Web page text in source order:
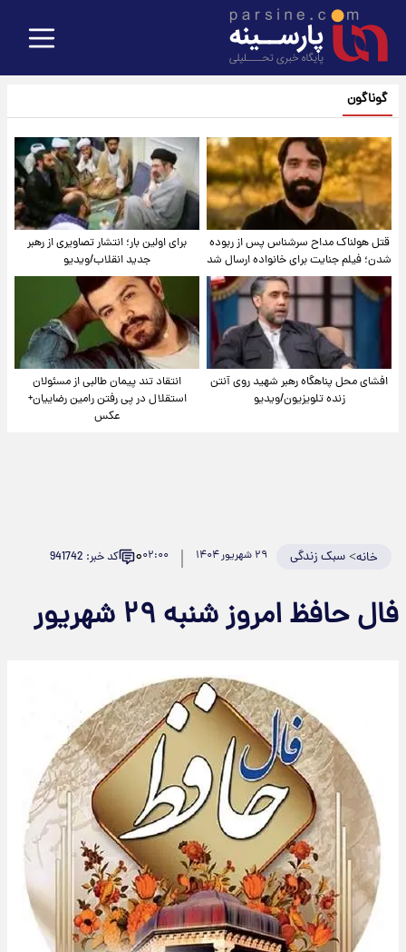
گوناگون
قتل هولناک مداح سرشناس پس از ربوده
شدن؛ فیلم جنایت برای خانواده ارسال شد
برای اولین بار؛ انتشار تصاویری از رهبر
جدید انقلاب/ویدیو
افشای محل پناهگاه‌ رهبر شهید روی آنتن
زنده تلویزیون/ویدیو
انتقاد تند پیمان طالبی از مسئولان
استقلال در پی رفتن رامین رضاییان+
عکس
خانه>سبک زندگی ۲۹ شهریور ۱۴۰۴ ۰۲:۰۰۰ کد خبر: 941742
فال حافظ امروز شنبه ۲۹ شهریور